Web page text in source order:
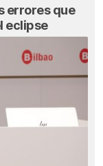
errores que
eclipse